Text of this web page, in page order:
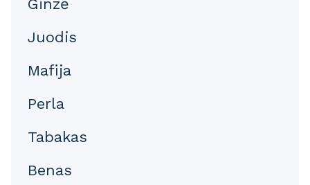
Ginzė
Juodis
Mafija
Perla
Tabakas
Benas